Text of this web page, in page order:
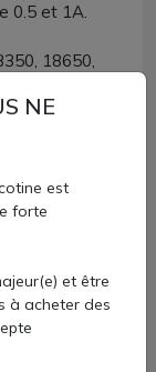
0.5 et 1A.
18650,
et en
un écran à
son niveau de
vente chez
NE
est
forte
et être
à acheter des